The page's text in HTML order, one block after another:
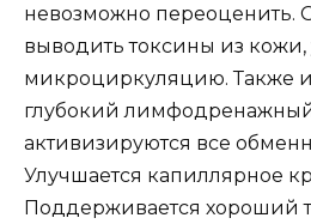
невозможно переоценить.
выводить токсины из кожи,
микроциркуляцию. Также
глубокий
активизируются все
Улучшается капиллярное
Поддерживается хороший